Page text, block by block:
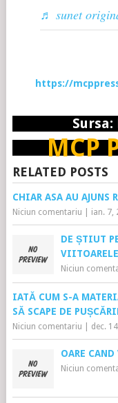
♬ sunet
https://
MCP
RELATED POSTS
CHIAR ASA AU AJUNS
Niciun comentariu ian. 7,
DE ȘTIUT
Niciun
IATĂ CUM S-A
SĂ SCAPE DE
Niciun comentariu dec.
OARE
Niciun